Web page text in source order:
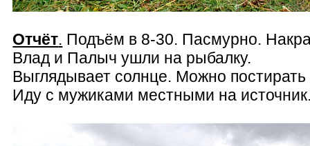
Отчёт. Подъём в 8-30. Пасмурно.
Влад и Палыч ушли на рыбалку.
Выглядывает солнце. Можно
Иду с мужиками местными на